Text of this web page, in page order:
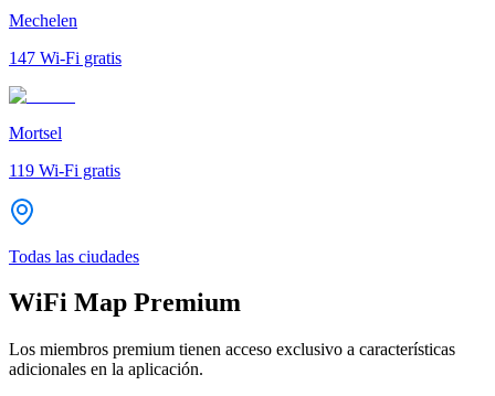
Mechelen
147 Wi-Fi gratis
Mortsel
119 Wi-Fi gratis
Todas las ciudades
WiFi Map Premium
Los miembros premium tienen acceso exclusivo a características
adicionales en la aplicación.